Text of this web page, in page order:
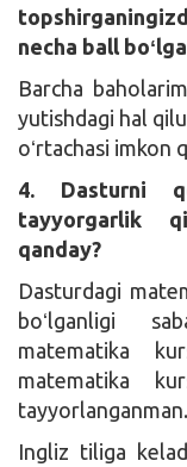
necha ball
Barcha
yutishdagi hal
oʻrtachasi imkon
4. Dasturni
tayyorgarlik
qanday?
Dasturdagi
boʻlganligi
matematika
matematika
tayyorlanganman.
Ingliz tiliga